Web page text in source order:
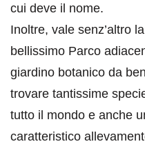
cui deve il nome.
Inoltre, vale senz’altro
bellissimo Parco
giardino botanico da
trovare tantissime
tutto il mondo e anche
caratteristico